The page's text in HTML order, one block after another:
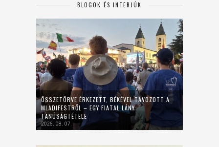
BLOGOK ÉS INTERJÚK
ÖSSZETÖRVE ÉRKEZETT, BÉKÉVEL TÁVOZOTT A
MLADIFESTRŐL – EGY FIATAL LÁNY
TANÚSÁGTÉTELE
2026. 08. 07.